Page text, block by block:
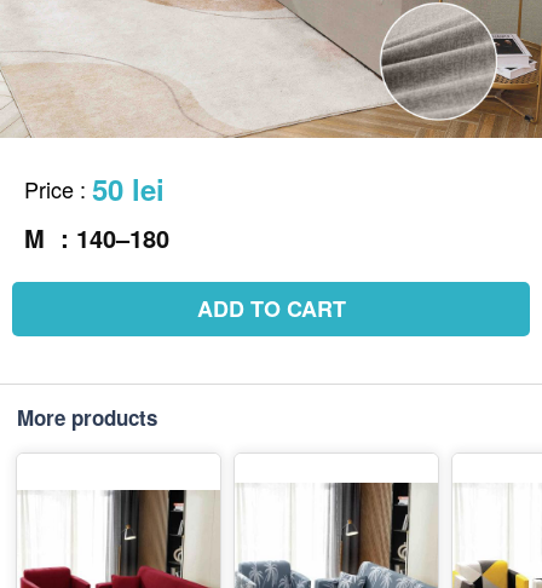
Price : 50 lei
M ：140–180
ADD TO CART
More products